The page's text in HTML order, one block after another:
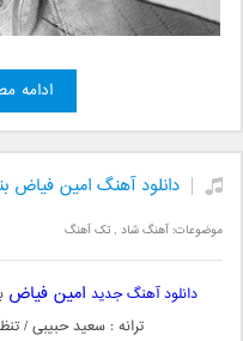
ادامه
دانلود آهنگ امین فیاض
موضوعات:آهنگ شاد ,تک آهنگ
دانلود آهنگ جدید امین فیاض
ترانه : سعید حبیبی